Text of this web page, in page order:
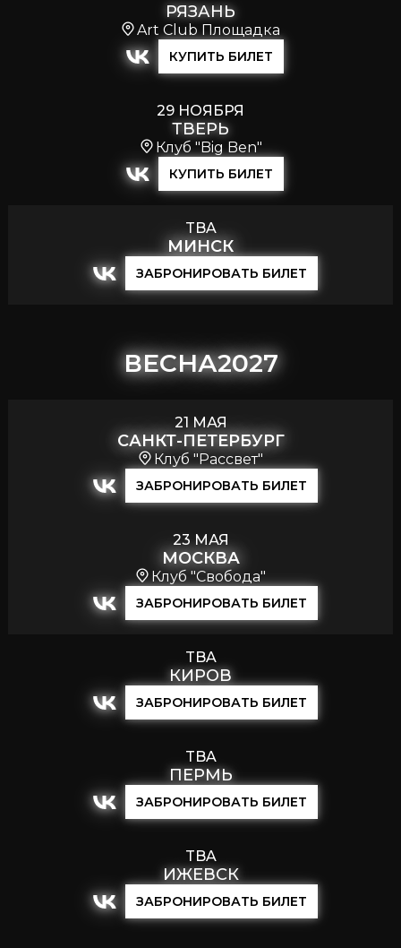
РЯЗАНЬ
Art Club Площадка
КУПИТЬ БИЛЕТ
29 НОЯБРЯ
ТВЕРЬ
Клуб "Big Ben"
КУПИТЬ БИЛЕТ
TBA
МИНСК
ЗАБРОНИРОВАТЬ БИЛЕТ
ВЕСНА2027
21 МАЯ
САНКТ-ПЕТЕРБУРГ
Клуб "Рассвет"
ЗАБРОНИРОВАТЬ БИЛЕТ
23 МАЯ
МОСКВА
Клуб "Свобода"
ЗАБРОНИРОВАТЬ БИЛЕТ
TBA
КИРОВ
ЗАБРОНИРОВАТЬ БИЛЕТ
TBA
ПЕРМЬ
ЗАБРОНИРОВАТЬ БИЛЕТ
TBA
ИЖЕВСК
ЗАБРОНИРОВАТЬ БИЛЕТ